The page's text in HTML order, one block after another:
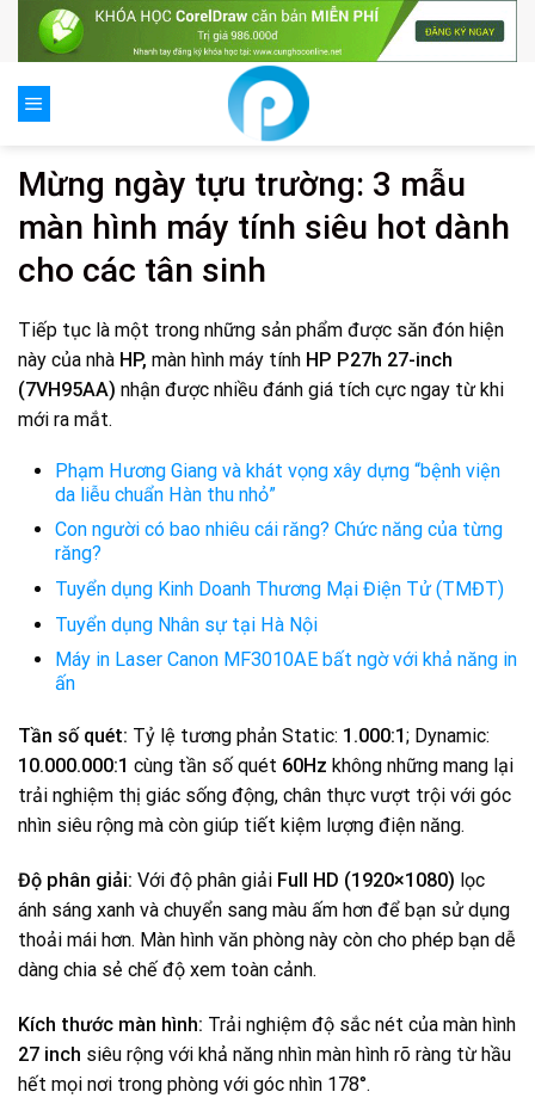
Mừng ngày tựu trường: 3 mẫu
màn hình máy tính siêu hot dành
cho các tân sinh
Tiếp tục là một trong những sản phẩm được săn đón hiện
này của nhà HP, màn hình máy tính HP P27h 27-inch
(7VH95AA) nhận được nhiều đánh giá tích cực ngay từ khi
mới ra mắt.
Phạm Hương Giang và khát vọng xây dựng “bệnh viện
da liễu chuẩn Hàn thu nhỏ”
Con người có bao nhiêu cái răng? Chức năng của từng
răng?
Tuyển dụng Kinh Doanh Thương Mại Điện Tử (TMĐT)
Tuyển dụng Nhân sự tại Hà Nội
Máy in Laser Canon MF3010AE bất ngờ với khả năng in
ấn
Tần số quét: Tỷ lệ tương phản Static: 1.000:1 ; Dynamic:
10.000.000:1 cùng tần số quét 60Hz không những mang lại
trải nghiệm thị giác sống động, chân thực vượt trội với góc
nhìn siêu rộng mà còn giúp tiết kiệm lượng điện năng.
Độ phân giải: Với độ phân giải Full HD (1920×1080) lọc
ánh sáng xanh và chuyển sang màu ấm hơn để bạn sử dụng
thoải mái hơn. Màn hình văn phòng này còn cho phép bạn dễ
dàng chia sẻ chế độ xem toàn cảnh.
Kích thước màn hình: Trải nghiệm độ sắc nét của màn hình
27 inch siêu rộng với khả năng nhìn màn hình rõ ràng từ hầu
hết mọi nơi trong phòng với góc nhìn 178°.